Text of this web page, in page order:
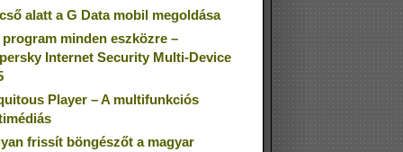
alatt a G Data mobil megoldása
program minden eszközre –
Internet Security Multi-Device
Player – A multifunkciós
frissít böngészőt a magyar